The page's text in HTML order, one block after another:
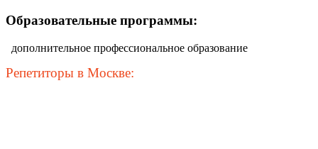
Образовательные программы:
дополнительное профессиональное образование
Репетиторы в Москве: